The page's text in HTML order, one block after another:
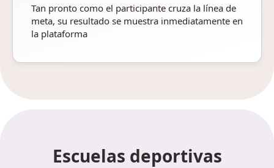
Tan pronto como el participante cruza la línea de
meta, su resultado se muestra inmediatamente en
la plataforma
Escuelas deportivas